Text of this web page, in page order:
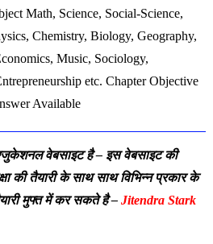
Math, Science, Social-Science,
Chemistry, Biology, Geography,
Music, Sociology,
etc. Chapter Objective
Available
वेबसाइट है – इस वेबसाइट की
की तैयारी के साथ साथ विभिन्न प्रकार के
तैयारी मुफ्त में कर सकते है – Jitendra Stark